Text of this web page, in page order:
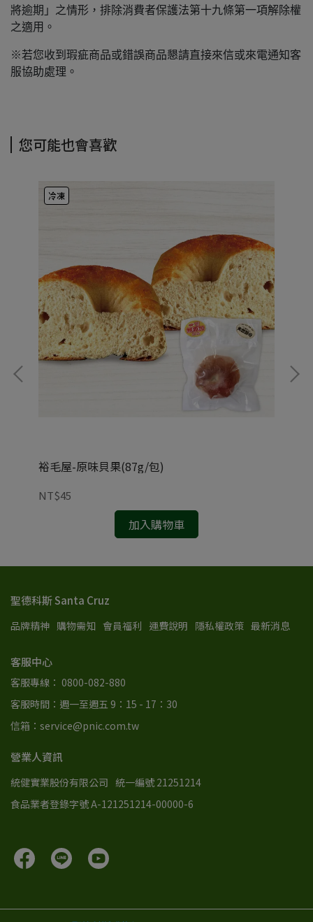
將逾期」之情形，排除消費者保護法第十九條第一項解除權
之適用。
※若您收到瑕疵商品或錯誤商品懇請直接來信或來電通知客
服協助處理。
您可能也會喜歡
冷凍
裕毛屋-原味貝果(87g/包)
NT$45
加入購物車
聖德科斯 Santa Cruz
品牌精神 購物需知 會員福利 運費說明 隱私權政策 最新消息
客服中心
客服專線： 0800-082-880
客服時間：週一至週五 9：15 - 17：30
信箱：service@pnic.com.tw
營業人資訊
統健實業股份有限公司 統一編號 21251214
食品業者登錄字號 A-121251214-00000-6